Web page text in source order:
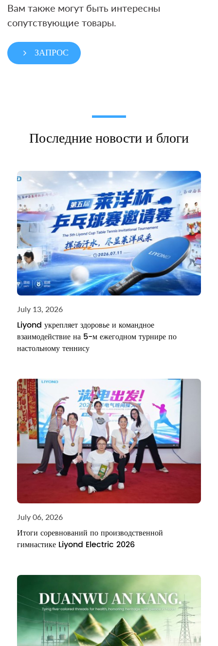
Вам также могут быть интересны
сопутствующие товары.
ЗАПРОС
Последние новости и блоги
July 13, 2026
Liyond укрепляет здоровье и командное
взаимодействие на 5-м ежегодном турнире по
настольному теннису
July 06, 2026
Итоги соревнований по производственной
гимнастике Liyond Electric 2026